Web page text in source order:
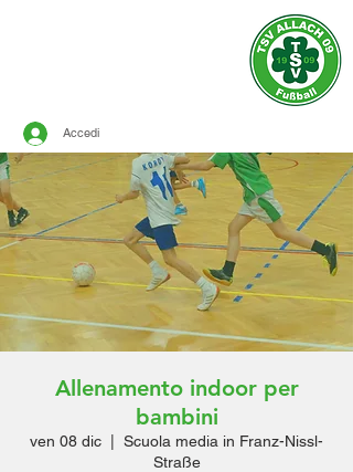
Accedi
Allenamento indoor per
bambini
ven 08 dic
Scuola media in Franz-Nissl-
Straße